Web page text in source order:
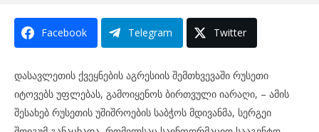
Facebook Telegram Twitter
დასავლეთის ქვეყნების აგრესიის შემთხვევაში რუსეთი
იტოვებს უფლებას, გამოიყენოს ბირთვული იარაღი, – ამის
შესახებ რუსეთის უშიშროების საბჭოს მდივანმა, სერგეი